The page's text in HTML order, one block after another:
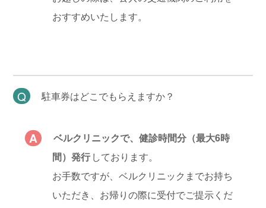
おすすめいたします。
駐車券はどこでもらえますか？
ベルクリニックで、健診時間分（最大6時
間）発行 しております。
お手数ですが、ベルクリニックまでお持ち
いただき、お帰りの際に受付でご提示くだ